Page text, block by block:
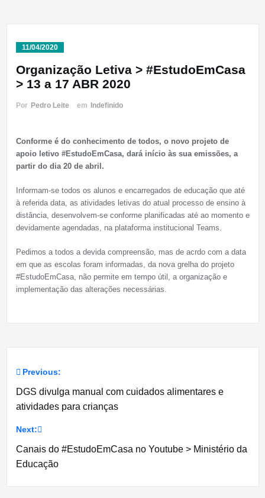
11/04/2020
Organização Letiva > #EstudoEmCasa
> 13 a 17 ABR 2020
Por Pedro Leite em Indefinido
Conforme é do conhecimento de todos, o novo projeto de
apoio letivo #EstudoEmCasa, dará início às sua emissões, a
partir do dia 20 de abril.
Informam-se todos os alunos e encarregados de educação que até
à referida data, as atividades letivas do atual processo de ensino à
distância, desenvolvem-se conforme planificadas até ao momento e
devidamente agendadas, na plataforma institucional Teams.
Pedimos a todos a devida compreensão, mas de acrdo com a data
em que as escolas foram informadas, da nova grelha do projeto
#EstudoEmCasa, não permite em tempo útil, a organização e
implementação das alterações necessárias.
Navegação
de
artigos
Previous:
DGS divulga manual com cuidados alimentares e
atividades para crianças
Next:
Canais do #EstudoEmCasa no Youtube > Ministério da
Educação